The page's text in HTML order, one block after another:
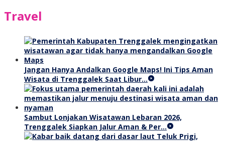
Travel
Jangan Hanya Andalkan Google Maps! Ini Tips Aman
Wisata di Trenggalek Saat Libur…
Sambut Lonjakan Wisatawan Lebaran 2026,
Trenggalek Siapkan Jalur Aman & Per…